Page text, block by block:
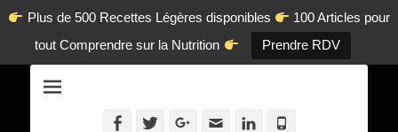
Plus de 500 Recettes Légères disponibles
100 Articles pour
tout Comprendre sur la Nutrition
Prendre RDV
en-ligne.com
Facebook
TwitterGoogleplus
AdresseLinkedin